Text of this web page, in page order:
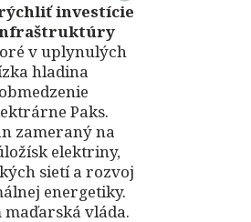
investície
v uplynulých
hladina
Paks.
zameraný na
elektriny,
sietí a rozvoj
energetiky.
vláda.